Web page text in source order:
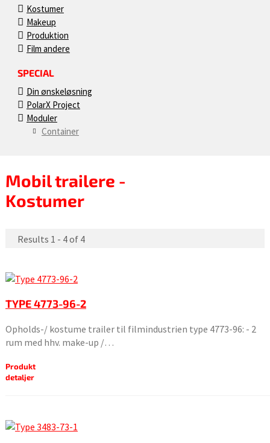
Kostumer
Makeup
Produktion
Film andere
SPECIAL
Din ønskeløsning
PolarX Project
Moduler
Container
Mobil trailere -
Kostumer
Results 1 - 4 of 4
TYPE 4773-96-2
Opholds-/ kostume trailer til filmindustrien type 4773-96: - 2
rum med hhv. make-up /…
Produkt
detaljer